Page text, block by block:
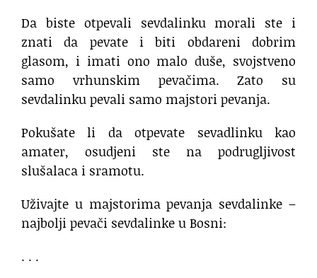
Da biste otpevali sevdalinku morali ste i
znati da pevate i biti obdareni dobrim
glasom, i imati ono malo duše, svojstveno
samo vrhunskim pevačima. Zato su
sevdalinku pevali samo majstori pevanja.
Pokušate li da otpevate sevadlinku kao
amater, osudjeni ste na podrugljivost
slušalaca i sramotu.
Uživajte u majstorima pevanja sevdalinke –
najbolji pevači sevdalinke u Bosni:
. . .